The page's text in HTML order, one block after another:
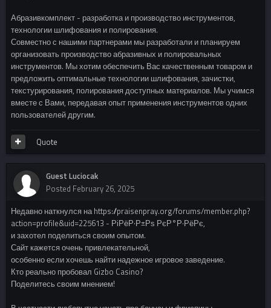
Абразивкомплект - разработка и производство инструментов,
технологии шлифования и полирования.
Совместно с нашими партнерами мы разработали и планируем
организовать производство абразивных и полировальных
инструментов. Мы хотим обеспечить Вас качественным товаром и
предложить оптимальные технологии шлифования, зачистки,
текстурирования, полирования доступных материалов. Мы учимся
вместе с Вами, передавая опыт применения инструментов одних
пользователей другим.
Quote
Guest Luciocak
Posted February 26, 2025
Недавно наткнулся на https://praisenpray.org/forums/member.php?
action=profile&uid=225613 - РіРёР·Р±Рѕ РєР°Р·РёРє,
и захотел поделиться своим опытом.
Сайт кажется очень привлекательной,
особенно если хочешь найти надежное игровое заведение.
Кто реально пробовал Gizbo Casino?
Поделитесь своим мнением!